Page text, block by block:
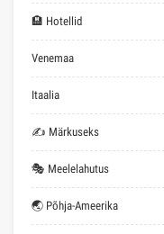
🏨 Hotellid
Venemaa
Itaalia
✍ Märkuseks
🎭 Meelelahutus
🌏 Põhja-Ameerika